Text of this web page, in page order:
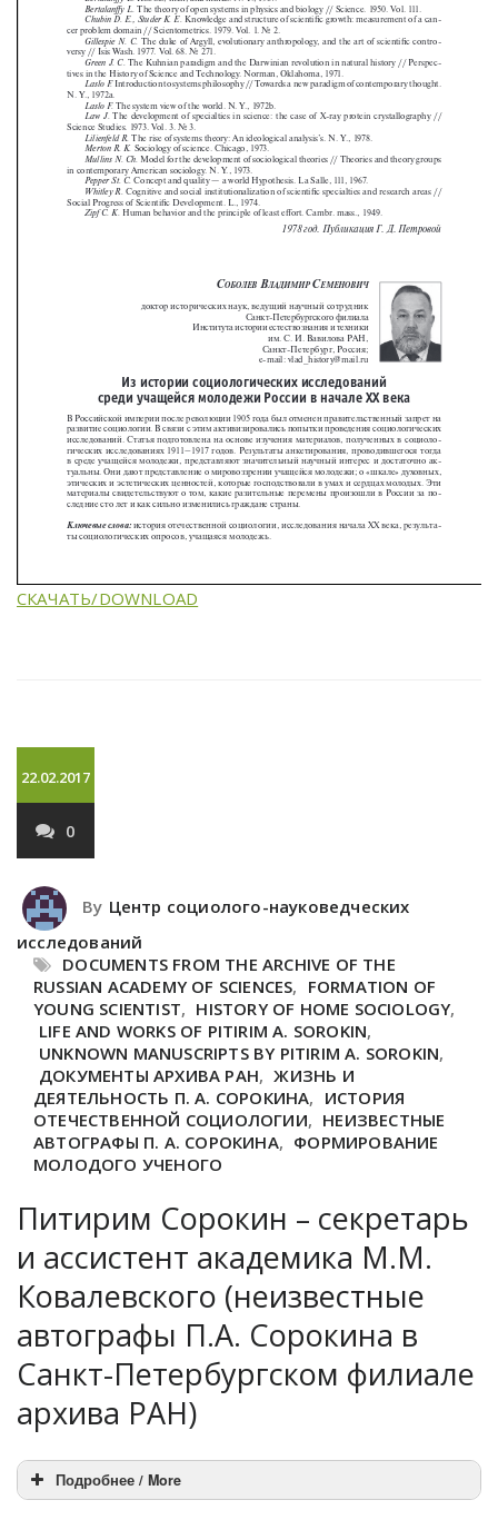
СКАЧАТЬ/DOWNLOAD
22.02.2017
0
By Центр социолого-науковедческих
исследований
DOCUMENTS FROM THE ARCHIVE OF THE
RUSSIAN ACADEMY OF SCIENCES, FORMATION OF
YOUNG SCIENTIST, HISTORY OF HOME SOCIOLOGY,
LIFE AND WORKS OF PITIRIM A. SOROKIN,
UNKNOWN MANUSCRIPTS BY PITIRIM A. SOROKIN,
ДОКУМЕНТЫ АРХИВА РАН, ЖИЗНЬ И
ДЕЯТЕЛЬНОСТЬ П. А. СОРОКИНА, ИСТОРИЯ
ОТЕЧЕСТВЕННОЙ СОЦИОЛОГИИ, НЕИЗВЕСТНЫЕ
АВТОГРАФЫ П. А. СОРОКИНА, ФОРМИРОВАНИЕ
МОЛОДОГО УЧЕНОГО
Питирим Сорокин – секретарь
и ассистент академика М.М.
Ковалевского (неизвестные
автографы П.А. Сорокина в
Санкт-Петербургском филиале
архива РАН)
Подробнее / More